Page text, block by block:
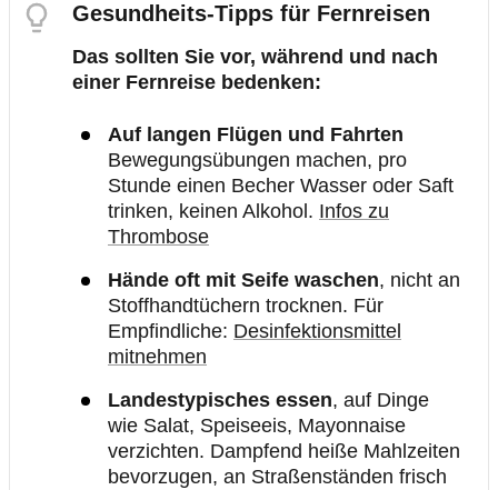
Gesundheits-Tipps für Fernreisen
Das sollten Sie vor, während und nach
einer Fernreise bedenken:
Auf langen Flügen und Fahrten
Bewegungsübungen machen, pro
Stunde einen Becher Wasser oder Saft
trinken, keinen Alkohol. Infos zu
Thrombose
Hände oft mit Seife waschen, nicht an
Stoffhandtüchern trocknen. Für
Empfindliche: Desinfektionsmittel
mitnehmen
Landestypisches essen, auf Dinge
wie Salat, Speiseeis, Mayonnaise
verzichten. Dampfend heiße Mahlzeiten
bevorzugen, an Straßenständen frisch